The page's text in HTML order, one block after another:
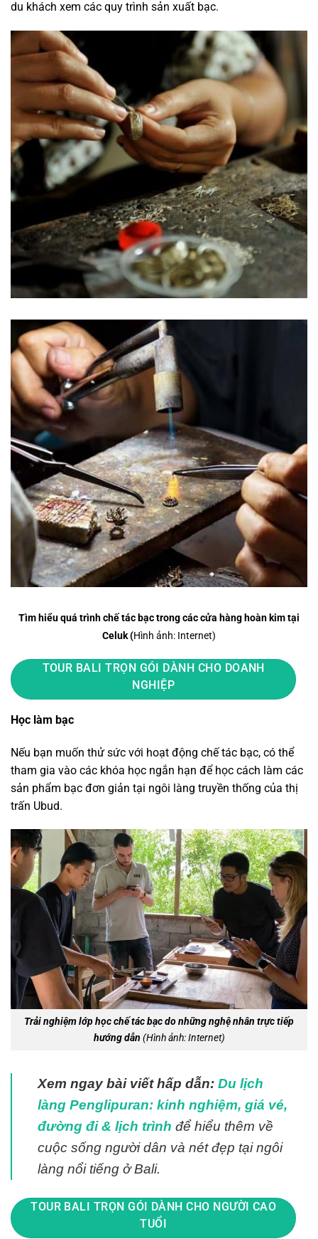
du khách xem các quy trình sản xuất bạc.
Tìm hiểu quá trình chế tác bạc trong các cửa hàng hoàn kim tại
Celuk (Hình ảnh: Internet)
TOUR BALI TRỌN GÓI DÀNH CHO DOANH
NGHIỆP
Học làm bạc
Nếu bạn muốn thử sức với hoạt động chế tác bạc, có thể
tham gia vào các khóa học ngắn hạn để học cách làm các
sản phẩm bạc đơn giản tại ngôi làng truyền thống của thị
trấn Ubud.
Trải nghiệm lớp học chế tác bạc do những nghệ nhân trực tiếp
hướng dẫn (Hình ảnh: Internet)
Xem ngay bài viết hấp dẫn: Du lịch
làng Penglipuran: kinh nghiệm, giá vé,
đường đi & lịch trình để hiểu thêm về
cuộc sống người dân và nét đẹp tại ngôi
làng nổi tiếng ở Bali.
TOUR BALI TRỌN GÓI DÀNH CHO NGƯỜI CAO
TUỔI